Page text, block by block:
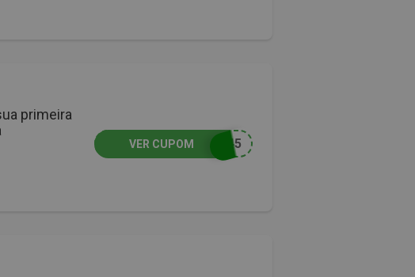
primeira
A45
VER CUPOM